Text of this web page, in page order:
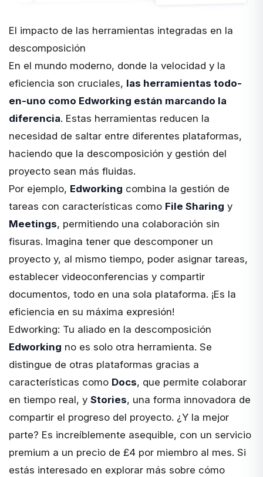
El impacto de las herramientas integradas en la
descomposición
En el mundo moderno, donde la velocidad y la
eficiencia son cruciales, las herramientas todo-
en-uno como Edworking están marcando la
diferencia. Estas herramientas reducen la
necesidad de saltar entre diferentes plataformas,
haciendo que la descomposición y gestión del
proyecto sean más fluidas.
Por ejemplo, Edworking combina la gestión de
tareas con características como File Sharing y
Meetings, permitiendo una colaboración sin
fisuras. Imagina tener que descomponer un
proyecto y, al mismo tiempo, poder asignar tareas,
establecer videoconferencias y compartir
documentos, todo en una sola plataforma. ¡Es la
eficiencia en su máxima expresión!
Edworking: Tu aliado en la descomposición
Edworking no es solo otra herramienta. Se
distingue de otras plataformas gracias a
características como Docs, que permite colaborar
en tiempo real, y Stories, una forma innovadora de
compartir el progreso del proyecto. ¿Y la mejor
parte? Es increíblemente asequible, con un servicio
premium a un precio de £4 por miembro al mes. Si
estás interesado en explorar más sobre cómo